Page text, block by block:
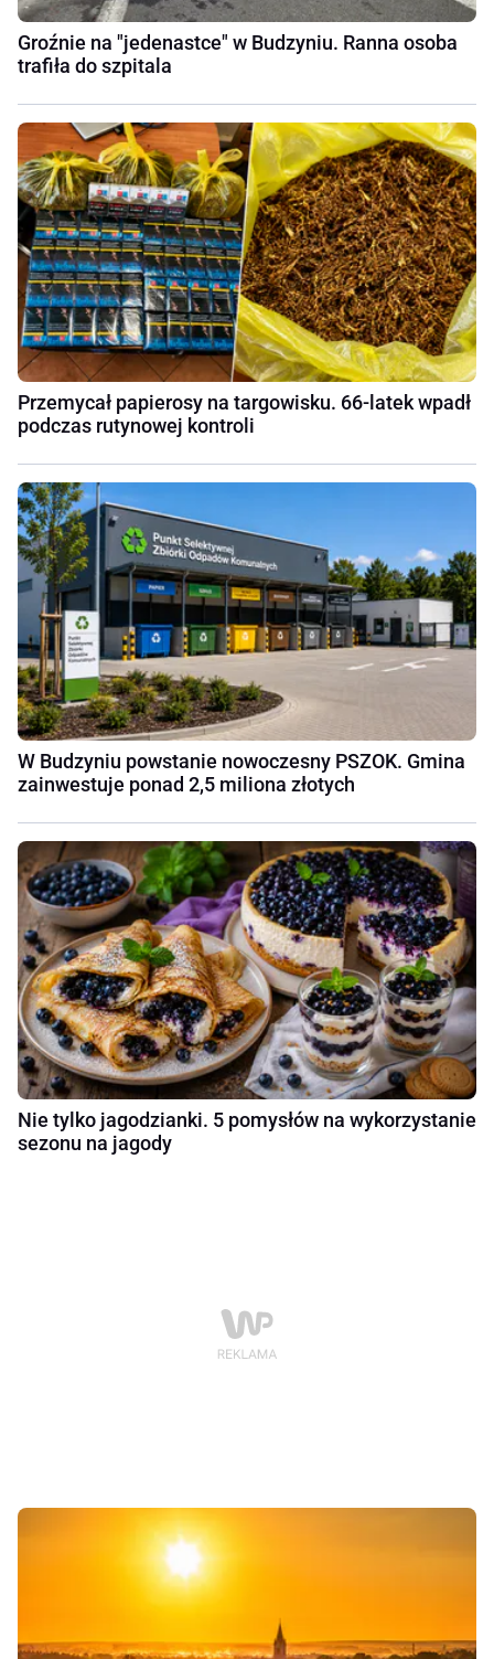
Groźnie na "jedenastce" w Budzyniu. Ranna osoba
trafiła do szpitala
Przemycał papierosy na targowisku. 66-latek wpadł
podczas rutynowej kontroli
W Budzyniu powstanie nowoczesny PSZOK. Gmina
zainwestuje ponad 2,5 miliona złotych
Nie tylko jagodzianki. 5 pomysłów na wykorzystanie
sezonu na jagody